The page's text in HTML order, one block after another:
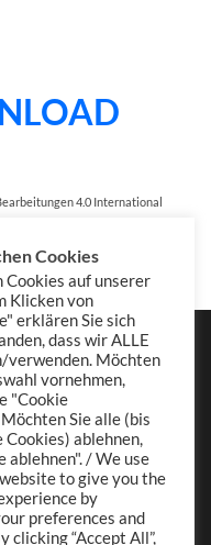
4.0 International
International
Cookies
auf unserer
Klicken von
erklären Sie sich
dass wir ALLE
verwenden. Möchten
vornehmen,
"Cookie
Sie alle (bis
ablehnen,
ablehnen". / We use
to give you the
by
preferences and
clicking “Accept All”,